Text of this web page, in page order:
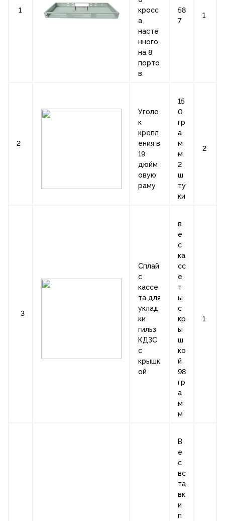
1
кросс
а
насте
нного,
на 8
порто
в
58
7
1
2
Уголо
к
крепл
ения в
19
дюйм
овую
раму
15
0
гр
а
м
м
2
ш
ту
ки
2
3
Сплай
с
кассе
та для
уклад
ки
гильз
КДЗС
с
крышк
ой
в
е
с
ка
сс
е
т
ы
с
кр
ы
ш
ко
й
98
гр
а
м
м
1
В
е
с
вс
та
вк
и
п